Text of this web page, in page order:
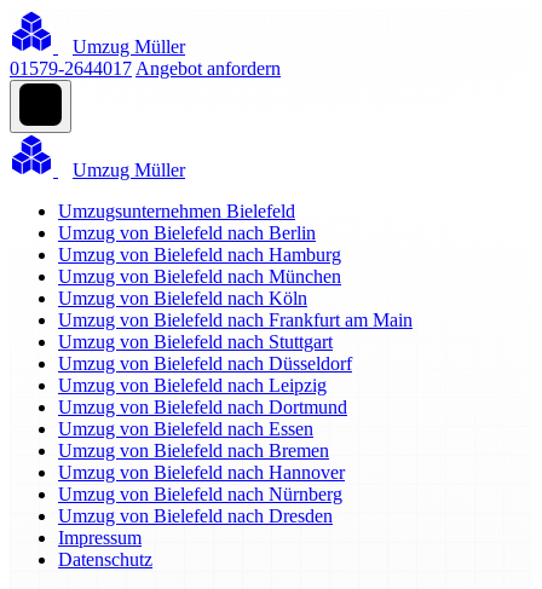
Umzug Müller
01579-2644017 Angebot anfordern
Umzug Müller
Umzugsunternehmen Bielefeld
Umzug von Bielefeld nach Berlin
Umzug von Bielefeld nach Hamburg
Umzug von Bielefeld nach München
Umzug von Bielefeld nach Köln
Umzug von Bielefeld nach Frankfurt am Main
Umzug von Bielefeld nach Stuttgart
Umzug von Bielefeld nach Düsseldorf
Umzug von Bielefeld nach Leipzig
Umzug von Bielefeld nach Dortmund
Umzug von Bielefeld nach Essen
Umzug von Bielefeld nach Bremen
Umzug von Bielefeld nach Hannover
Umzug von Bielefeld nach Nürnberg
Umzug von Bielefeld nach Dresden
Impressum
Datenschutz